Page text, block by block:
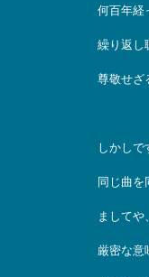
何百年経
繰り返し
尊敬せざ
しかしで
同じ曲を
まして
厳密な意